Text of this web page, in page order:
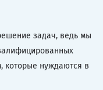
задач, ведь мы
которые нуждаются в